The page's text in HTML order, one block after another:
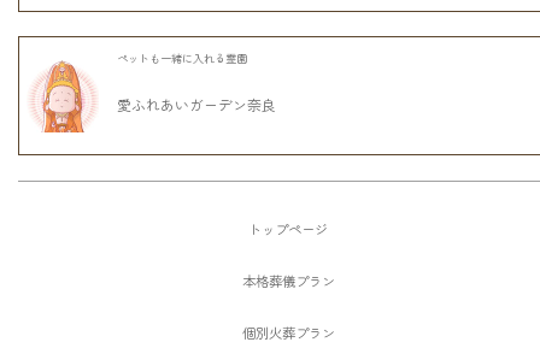
ペットも一緒に入れる霊園
愛ふれあいガーデン奈良
トップページ
本格葬儀プラン
個別火葬プラン